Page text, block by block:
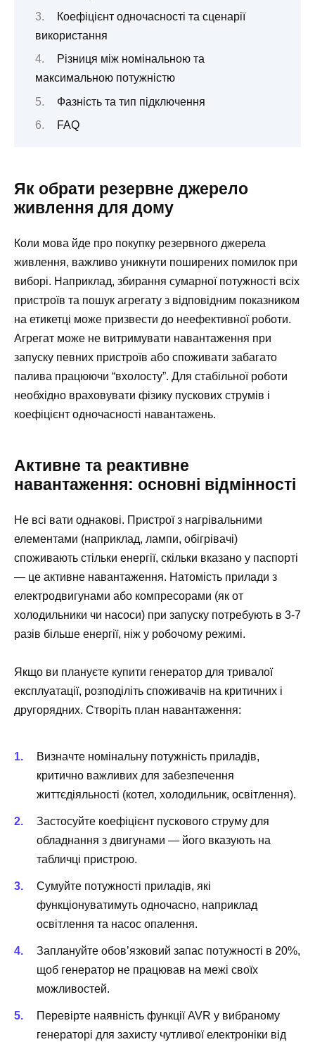
Коефіцієнт одночасності та сценарії
використання
Різниця між номінальною та
максимальною потужністю
Фазність та тип підключення
FAQ
Як обрати резервне джерело
живлення для дому
Коли мова йде про покупку резервного джерела
живлення, важливо уникнути поширених помилок при
виборі. Наприклад, збирання сумарної потужності всіх
пристроїв та пошук агрегату з відповідним показником
на етикетці може призвести до неефективної роботи.
Агрегат може не витримувати навантаження при
запуску певних пристроїв або споживати забагато
палива працюючи “вхолосту”. Для стабільної роботи
необхідно враховувати фізику пускових струмів і
коефіцієнт одночасності навантажень.
Активне та реактивне
навантаження: основні відмінності
Не всі вати однакові. Пристрої з нагрівальними
елементами (наприклад, лампи, обігрівачі)
споживають стільки енергії, скільки вказано у паспорті
— це активне навантаження. Натомість прилади з
електродвигунами або компресорами (як от
холодильники чи насоси) при запуску потребують в 3-7
разів більше енергії, ніж у робочому режимі.
Якщо ви плануєте купити генератор для тривалої
експлуатації, розподіліть споживачів на критичних і
другорядних. Створіть план навантаження:
Визначте номінальну потужність приладів,
критично важливих для забезпечення
життєдіяльності (котел, холодильник, освітлення).
Застосуйте коефіцієнт пускового струму для
обладнання з двигунами — його вказують на
табличці пристрою.
Сумуйте потужності приладів, які
функціонуватимуть одночасно, наприклад
освітлення та насос опалення.
Заплануйте обов’язковий запас потужності в 20%,
щоб генератор не працював на межі своїх
можливостей.
Перевірте наявність функції AVR у вибраному
генераторі для захисту чутливої електроніки від